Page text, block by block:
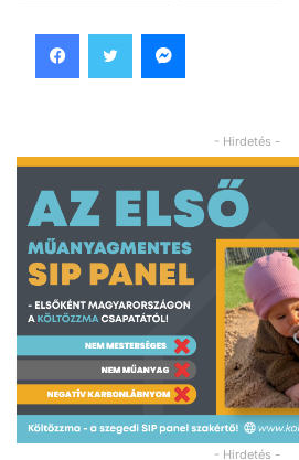
- Hirdetés -
- Hirdetés -